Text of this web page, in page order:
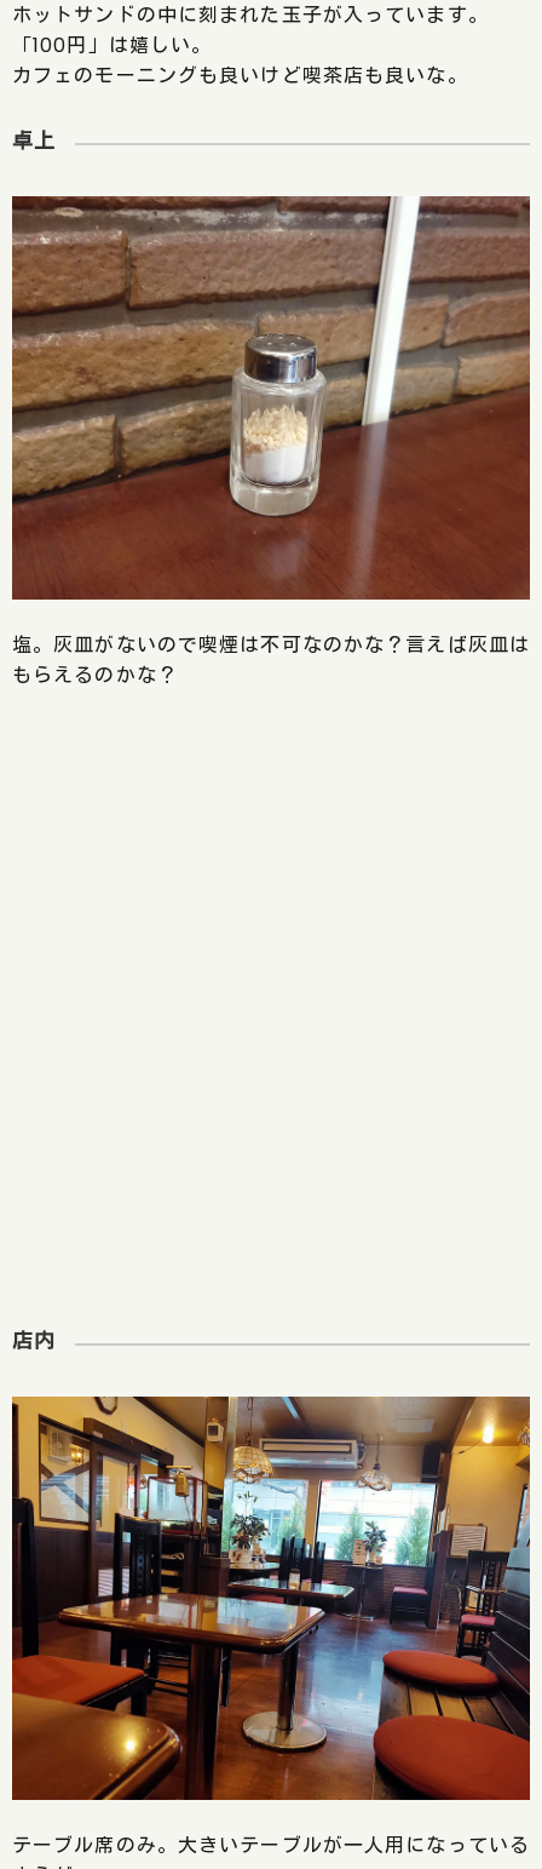
ホットサンドの中に刻まれた玉子が入っています。
「100円」は嬉しい。
カフェのモーニングも良いけど喫茶店も良いな。
卓上
塩。灰皿がないので喫煙は不可なのかな？言えば灰皿は
もらえるのかな？
店内
テーブル席のみ。大きいテーブルが一人用になっている